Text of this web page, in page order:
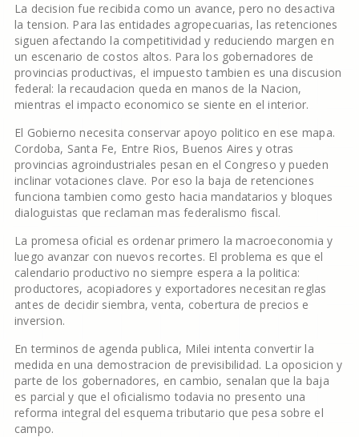
La decision fue recibida como un avance, pero no desactiva
la tension. Para las entidades agropecuarias, las retenciones
siguen afectando la competitividad y reduciendo margen en
un escenario de costos altos. Para los gobernadores de
provincias productivas, el impuesto tambien es una discusion
federal: la recaudacion queda en manos de la Nacion,
mientras el impacto economico se siente en el interior.
El Gobierno necesita conservar apoyo politico en ese mapa.
Cordoba, Santa Fe, Entre Rios, Buenos Aires y otras
provincias agroindustriales pesan en el Congreso y pueden
inclinar votaciones clave. Por eso la baja de retenciones
funciona tambien como gesto hacia mandatarios y bloques
dialoguistas que reclaman mas federalismo fiscal.
La promesa oficial es ordenar primero la macroeconomia y
luego avanzar con nuevos recortes. El problema es que el
calendario productivo no siempre espera a la politica:
productores, acopiadores y exportadores necesitan reglas
antes de decidir siembra, venta, cobertura de precios e
inversion.
En terminos de agenda publica, Milei intenta convertir la
medida en una demostracion de previsibilidad. La oposicion y
parte de los gobernadores, en cambio, senalan que la baja
es parcial y que el oficialismo todavia no presento una
reforma integral del esquema tributario que pesa sobre el
campo.